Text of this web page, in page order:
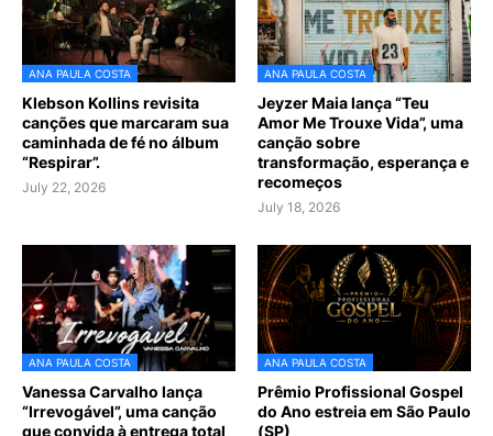
ANA PAULA COSTA
Klebson Kollins revisita
canções que marcaram sua
caminhada de fé no álbum
“Respirar”.
July 22, 2026
ANA PAULA COSTA
Jeyzer Maia lança “Teu
Amor Me Trouxe Vida”, uma
canção sobre
transformação, esperança e
recomeços
July 18, 2026
ANA PAULA COSTA
Vanessa Carvalho lança
“Irrevogável”, uma canção
que convida à entrega total
ANA PAULA COSTA
Prêmio Profissional Gospel
do Ano estreia em São Paulo
(SP)